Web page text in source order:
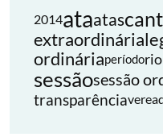
2014ataatas
extraordinária
ordináriaperíodo
sessãosessão
transparência